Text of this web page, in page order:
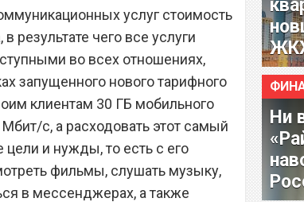
услуг стоимость
результате чего все услуги
во всех отношениях,
запущенного нового тарифного
клиентам 30 ГБ мобильного
с, а расходовать этот самый
и нужды, то есть с его
фильмы, слушать музыку,
в мессенджерах, а также
Ни